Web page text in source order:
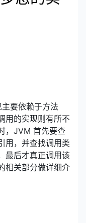
要依赖于方法
用的实现则有所不
，JVM 首先要查
用，并查找调用类
最后才真正调用该
相关部分做详细介